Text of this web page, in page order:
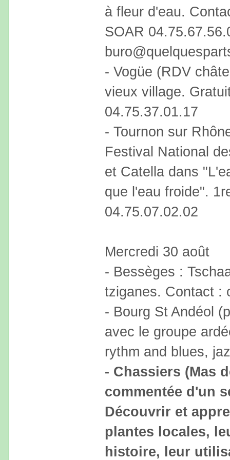
à fleur d'eau.
SOAR
- Vogüe (RDV
vieux village.
04.75.37.01.17
- Tournon sur
Festival National
et Catella dans
que l'eau froide".
04.75.07.02.02
Mercredi 30 août
- Bessèges :
tziganes. Contact :
- Bourg St Andéol
avec le groupe
rythm and blues,
- Chassiers (Mas
commentée d'un
Découvrir et
plantes locales,
histoire, leur